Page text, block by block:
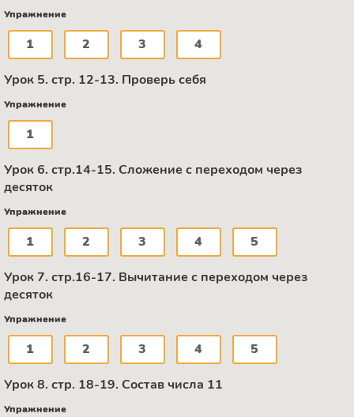
Упражнение
1 2 3 4
Урок 5. стр. 12-13. Проверь себя
Упражнение
1
Урок 6. стр.14-15. Сложение с переходом через
десяток
Упражнение
1 2 3 4 5
Урок 7. стр.16-17. Вычитание с переходом через
десяток
Упражнение
1 2 3 4 5
Урок 8. стр. 18-19. Состав числа 11
Упражнение